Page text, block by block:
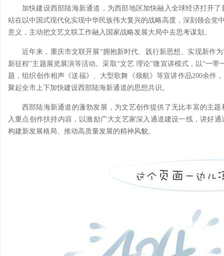
加快建设西部陆海新通道，为西部地区加快融入全球经济打开
站在以中国式现代化实现中华民族伟大复兴的战略高度，深刻领会党
意义，主动把文艺文联工作融入国家战略发展大局中去思考谋划。
近年来，重庆市文联开展“拥抱新时代、践行新思想、实现新作
新征程”主题展览展演等活动。采取“文艺 理论”微宣讲模式，以“一
题，组织创作相声《送福》、大型歌舞《领航》等宣讲作品200余件
聚起全市上下加快建设西部陆海新通道的思想共识。
西部陆海新通道的蓬勃发展，为文艺创作提供了无比丰富的主
入重点创作扶持内容，以激励广大文艺家深入通道建设一线，讲好
构建新发展格局、推动高质量发展的精神风貌。